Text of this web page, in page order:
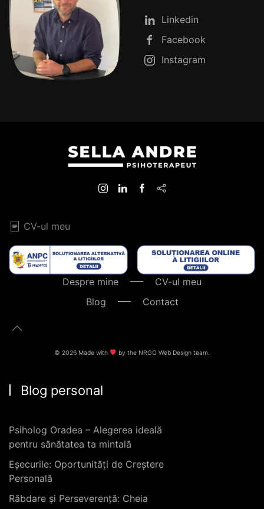
Linkedin
Facebook
Instagram
CV-ul meu
Despre mine
CV-ul meu
Blog
Contact
©2026 Made with by the NRGO Web Designteam.
Blog personal
Psiholog Oradea – Alegerea ideală
pentru sănătatea ta mintală
Eșecurile: Oportunități de Creștere
Personală
Răbdare și Perseverență: Cheia